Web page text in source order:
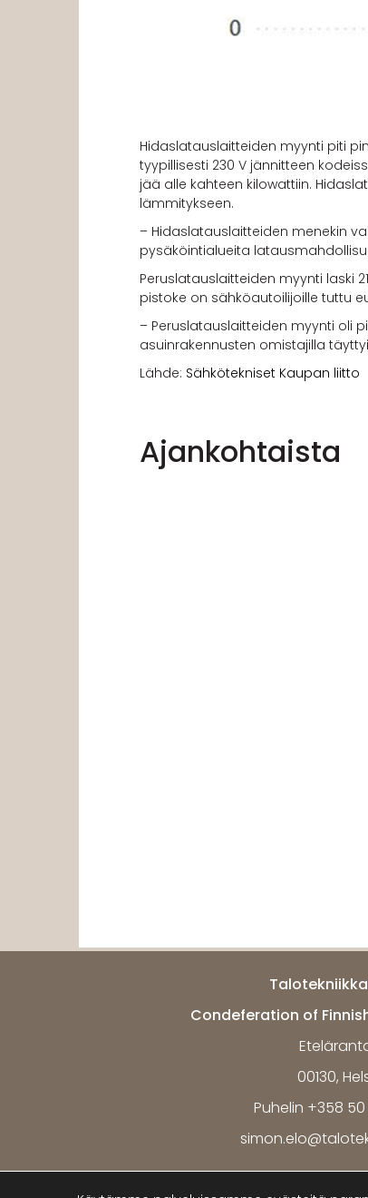
Hidaslatauslaitteiden myynti piti
tyypillisesti 230 V jännitteen
jää alle kahteen kilowattiin.
lämmitykseen.
– Hidaslatauslaitteiden menekin
pysäköintialueita
Peruslatauslaitteiden myynti laski
pistoke on sähköautoilijoille tuttu
– Peruslatauslaitteiden myynti oli
asuinrakennusten omistajilla
Lähde: Sähkötekniset Kaupan liitto
Ajankohtaista
Condeferation of
00130,
Puhelin +358